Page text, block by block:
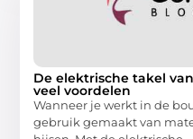
De elektrische takel
veel voordelen
Wanneer je werkt in de
gebruik gemaakt van